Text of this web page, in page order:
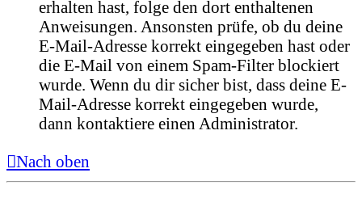
erhalten hast, folge den dort enthaltenen
Anweisungen. Ansonsten prüfe, ob du deine
E-Mail-Adresse korrekt eingegeben hast oder
die E-Mail von einem Spam-Filter blockiert
wurde. Wenn du dir sicher bist, dass deine E-
Mail-Adresse korrekt eingegeben wurde,
dann kontaktiere einen Administrator.
Nach oben